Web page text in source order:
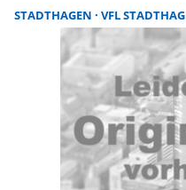
Freitag zwischen 10 Uhr
es auch nähere
STADTHAGEN VFL